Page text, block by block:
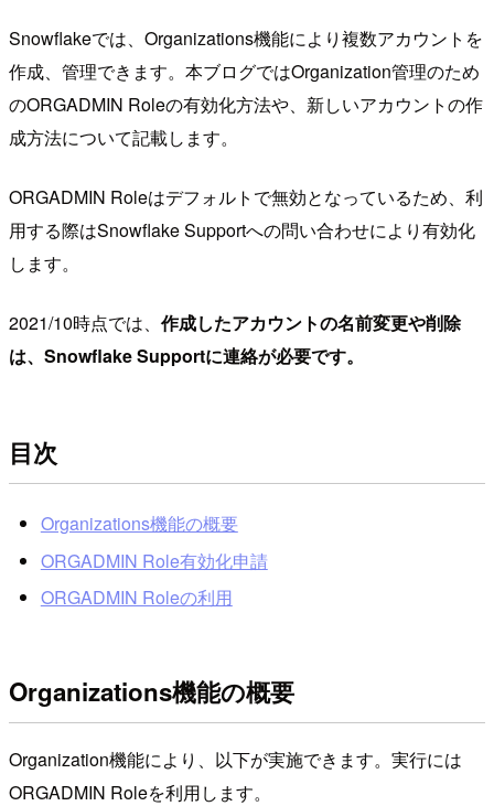
Snowflakeでは、Organizations機能により複数アカウントを
作成、管理できます。本ブログではOrganization管理のため
のORGADMIN Roleの有効化方法や、新しいアカウントの作
成方法について記載します。
ORGADMIN Roleはデフォルトで無効となっているため、利
用する際はSnowflake Supportへの問い合わせにより有効化
します。
2021/10時点では、 作成したアカウントの名前変更や削除
は、Snowflake Supportに連絡が必要です。
目次
Organizations機能の概要
ORGADMIN Role有効化申請
ORGADMIN Roleの利用
Organizations機能の概要
Organization機能により、以下が実施できます。実行には
ORGADMIN Roleを利用します。